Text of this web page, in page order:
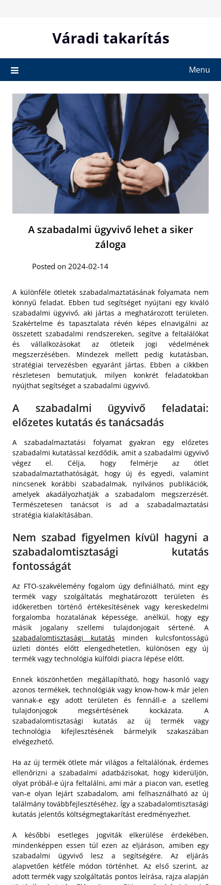
Váradi takarítás
Menu
A szabadalmi ügyvivő lehet a siker
záloga
Posted on 2024-02-14
A különféle ötletek szabadalmaztatásának folyamata nem
könnyű feladat. Ebben tud segítséget nyújtani egy kiváló
szabadalmi ügyvivő, aki jártas a meghatározott területen.
Szakértelme és tapasztalata révén képes elnavigálni az
összetett szabadalmi rendszereken, segítve a feltalálókat
és vállalkozásokat az ötleteik jogi védelmének
megszerzésében. Mindezek mellett pedig kutatásban,
stratégiai tervezésben egyaránt jártas. Ebben a cikkben
részletesen bemutatjuk, milyen konkrét feladatokban
nyújthat segítséget a szabadalmi ügyvivő.
A szabadalmi ügyvivő feladatai:
előzetes kutatás és tanácsadás
A szabadalmaztatási folyamat gyakran egy előzetes
szabadalmi kutatással kezdődik, amit a szabadalmi ügyvivő
végez el. Célja, hogy felmérje az ötlet
szabadalmaztathatóságát, hogy új és egyedi, valamint
nincsenek korábbi szabadalmak, nyilvános publikációk,
amelyek akadályozhatják a szabadalom megszerzését.
Természetesen tanácsot is ad a szabadalmaztatási
stratégia kialakításában.
Nem szabad figyelmen kívül hagyni a
szabadalomtisztasági kutatás
fontosságát
Az FTO-szakvélemény fogalom úgy definiálható, mint egy
termék vagy szolgáltatás meghatározott területen és
időkeretben történő értékesítésének vagy kereskedelmi
forgalomba hozatalának képessége, anélkül, hogy egy
másik jogalany szellemi tulajdonjogait sértené. A
szabadalomtisztasági kutatás minden kulcsfontosságú
üzleti döntés előtt elengedhetetlen, különösen egy új
termék vagy technológia külföldi piacra lépése előtt.
Ennek köszönhetően megállapítható, hogy hasonló vagy
azonos termékek, technológiák vagy know-how-k már jelen
vannak-e egy adott területen és fennáll-e a szellemi
tulajdonjogok megsértésének kockázata. A
szabadalomtisztasági kutatás az új termék vagy
technológia kifejlesztésének bármelyik szakaszában
elvégezhető.
Ha az új termék ötlete már világos a feltalálónak, érdemes
ellenőrizni a szabadalmi adatbázisokat, hogy kiderüljön,
olyat próbál-e újra feltalálni, ami már a piacon van, esetleg
van-e olyan lejárt szabadalom, ami felhasználható az új
találmány továbbfejlesztéséhez. Így a szabadalomtisztasági
kutatás jelentős költségmegtakarítást eredményezhet.
A későbbi esetleges jogviták elkerülése érdekében,
mindenképpen essen túl ezen az eljáráson, amiben egy
szabadalmi ügyvivő lesz a segítségére. Az eljárás
alapvetően kétféle módon történhet. Az első szerint, az
adott termék vagy szolgáltatás pontos leírása, rajza alapján